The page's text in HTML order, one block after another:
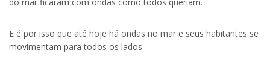
E é por isso que até hoje há ondas no mar e seus habitantes se
movimentam para todos os lados.